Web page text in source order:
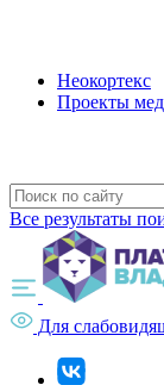
Неокортекс
Проекты
Все результаты
Для